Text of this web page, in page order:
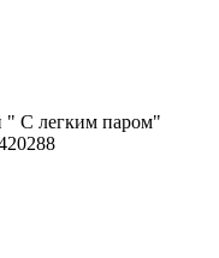
" С легким паром"